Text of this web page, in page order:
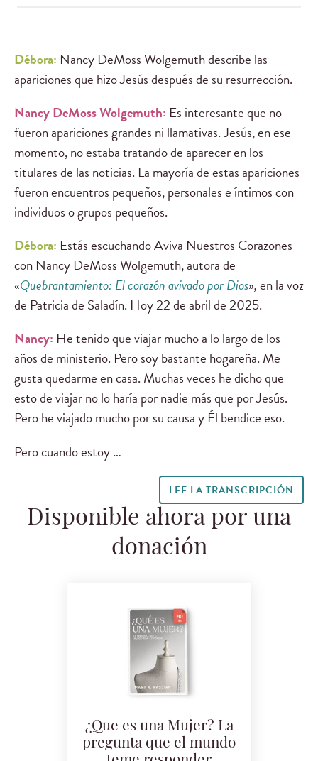
Débora: Nancy DeMoss Wolgemuth describe las
apariciones que hizo Jesús después de su resurrección.
Nancy DeMoss Wolgemuth: Es interesante que no
fueron apariciones grandes ni llamativas. Jesús, en ese
momento, no estaba tratando de aparecer en los
titulares de las noticias. La mayoría de estas apariciones
fueron encuentros pequeños, personales e íntimos con
individuos o grupos pequeños.
Débora: Estás escuchando Aviva Nuestros Corazones
con Nancy DeMoss Wolgemuth, autora de
«Quebrantamiento: El corazón avivado por Dios»,en la voz
de Patricia de Saladín. Hoy 22 de abril de 2025.
Nancy: He tenido que viajar mucho a lo largo de los
años de ministerio. Pero soy bastante hogareña. Me
gusta quedarme en casa. Muchas veces he dicho que
esto de viajar no lo haría por nadie más que por Jesús.
Pero he viajado mucho por su causa y Él bendice eso.
Pero cuando estoy …
LEE LA TRANSCRIPCIÓN
Disponible ahora por una
donación
¿Que es una Mujer? La
pregunta que el mundo